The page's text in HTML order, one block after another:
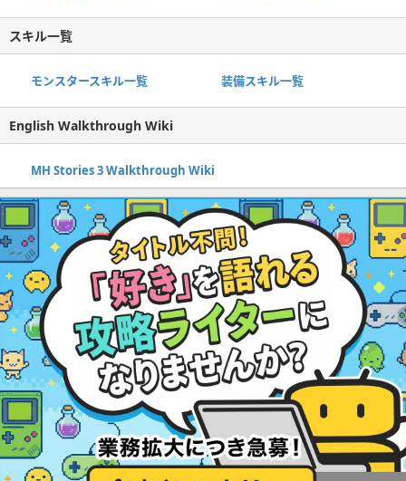
スキル一覧
モンスタースキル一覧 装備スキル一覧
English Walkthrough Wiki
MH Stories 3 Walkthrough Wiki